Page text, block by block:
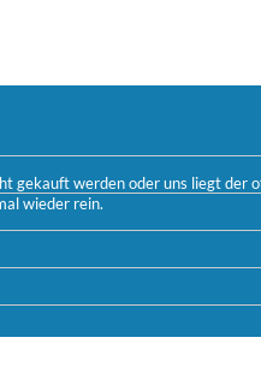
gekauft werden oder uns liegt
wieder rein.